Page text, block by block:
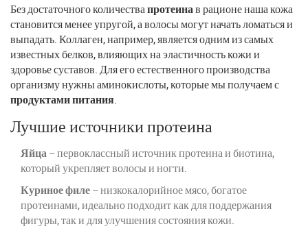
Без достаточного количествапротеинав рационе наша кожа
становится менее упругой, а волосы могут начать ломаться и
выпадать. Коллаген, например, является одним из самых
известных белков, влияющих на эластичность кожи и
здоровье суставов. Для его естественного производства
организму нужны аминокислоты, которые мы получаем с
продуктами питания.
Лучшие источники протеина
Яйца– первоклассный источник протеина и биотина,
который укрепляет волосы и ногти.
Куриное филе– низкокалорийное мясо, богатое
протеинами, идеально подходит как для поддержания
фигуры, так и для улучшения состояния кожи.